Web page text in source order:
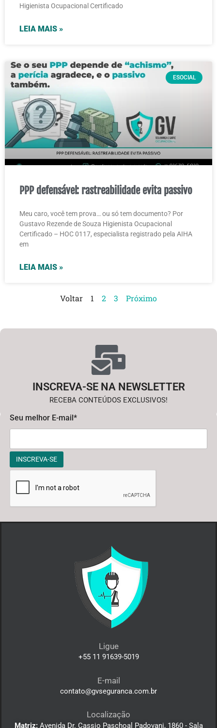
Higienista Ocupacional Certificado
LEIA MAIS »
ESOCIAL
PPP defensável: rastreabilidade evita passivo
Meu caro, você tem prova… ou só tem documento? Por
Gustavo Rezende de Souza Higienista Ocupacional
Certificado – HOC 0117, especialista registrado pela AIHA
em
LEIA MAIS »
Voltar 1 2 3 Próximo
INSCREVA-SE NA NEWSLETTER
RECEBA CONTEÚDOS EXCLUSIVOS!
Seu melhor E-mail*
INSCREVA-SE
Ligue
+55 11 91639-5019
E-mail
contato@gvseguranca.com.br
Localização
Matriz:Avenida Dr. Cassio Paschoal Padovani, 1860 - Sala